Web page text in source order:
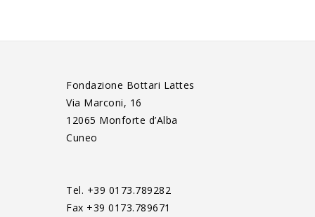
Fondazione Bottari Lattes
Via Marconi, 16
12065 Monforte d’Alba
Cuneo
Tel. +39 0173.789282
Fax +39 0173.789671